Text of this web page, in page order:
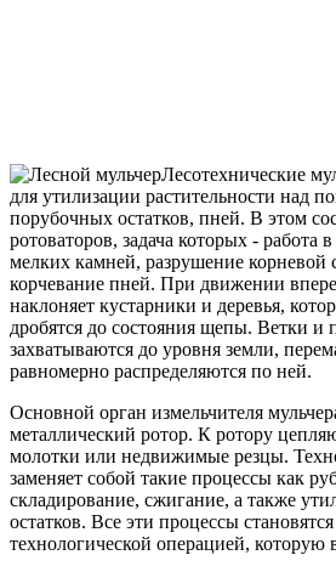
Лесотехнические
для утилизации растительности над
порубочных остатков, пней. В этом
ротоваторов, задача которых - работа
мелких камней, разрушение корневой
корчевание пней. При движении
наклоняет кустарники и деревья,
дробятся до состояния щепы. Ветки и
захватываются до уровня земли,
равномерно распределяются по ней.
Основной орган измельчителя
металлический ротор. К ротору
молотки или недвижимые резцы.
заменяет собой такие процессы как
складирование, сжигание, а также
остатков. Все эти процессы
технологической операцией, которую